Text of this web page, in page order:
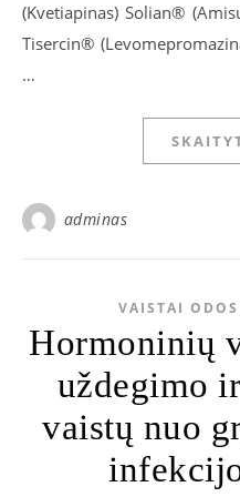
(Kvetiapinas) Solian®
Tisercin®
…
adminas
VAISTAI
Hormoninių
uždegimo
vaistų nuo